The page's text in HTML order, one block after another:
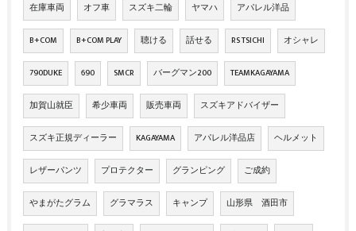
在庫車両 オフ車 スズキ二輪 ヤマハ アパレル洋品
B+COM B+COM PLAY 聴ける 話せる RS TSICHI オシャレ
790DUKE 690 SMCR バーグマン200 TEAMKAGAYAMA
加賀山就臣 希少車両 販売車両 スズキアドバイザー
スズキ正規ディーラー KAGAYAMA アパレル洋品店 ヘルメット
レザーパンツ プロテクター グランピング ご成約
やまがたグラム グラマラス キャンプ 山形県 酒田市